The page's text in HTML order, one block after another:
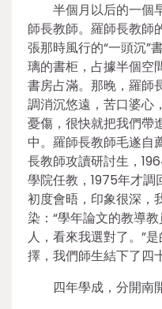
半個月以后的一個
師長教師。羅師長教師
張那時風行的“一頭沉”
璃的書柜，占據半個空
書房占滿。那晚，羅師
調消沉悠遠，苦口婆心
憂傷，很快就把我們帶
中。羅師長教師毛遂自
長教師攻讀研討生，
學院任教，1975年才調
初度會晤，印象很深，
染：“學年論文的教導
人，看來我選對了。”
擇，我們師生結下了四
四年學成，分開南